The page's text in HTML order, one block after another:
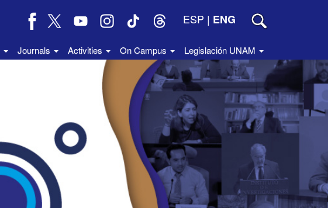
ESP | ENG
Journals Activities On Campus Legislación UNAM